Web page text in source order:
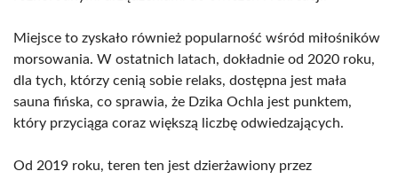
Miejsce to zyskało również popularność wśród miłośników
morsowania. W ostatnich latach, dokładnie od 2020 roku,
dla tych, którzy cenią sobie relaks, dostępna jest mała
sauna fińska, co sprawia, że Dzika Ochla jest punktem,
który przyciąga coraz większą liczbę odwiedzających.
Od 2019 roku, teren ten jest dzierżawiony przez